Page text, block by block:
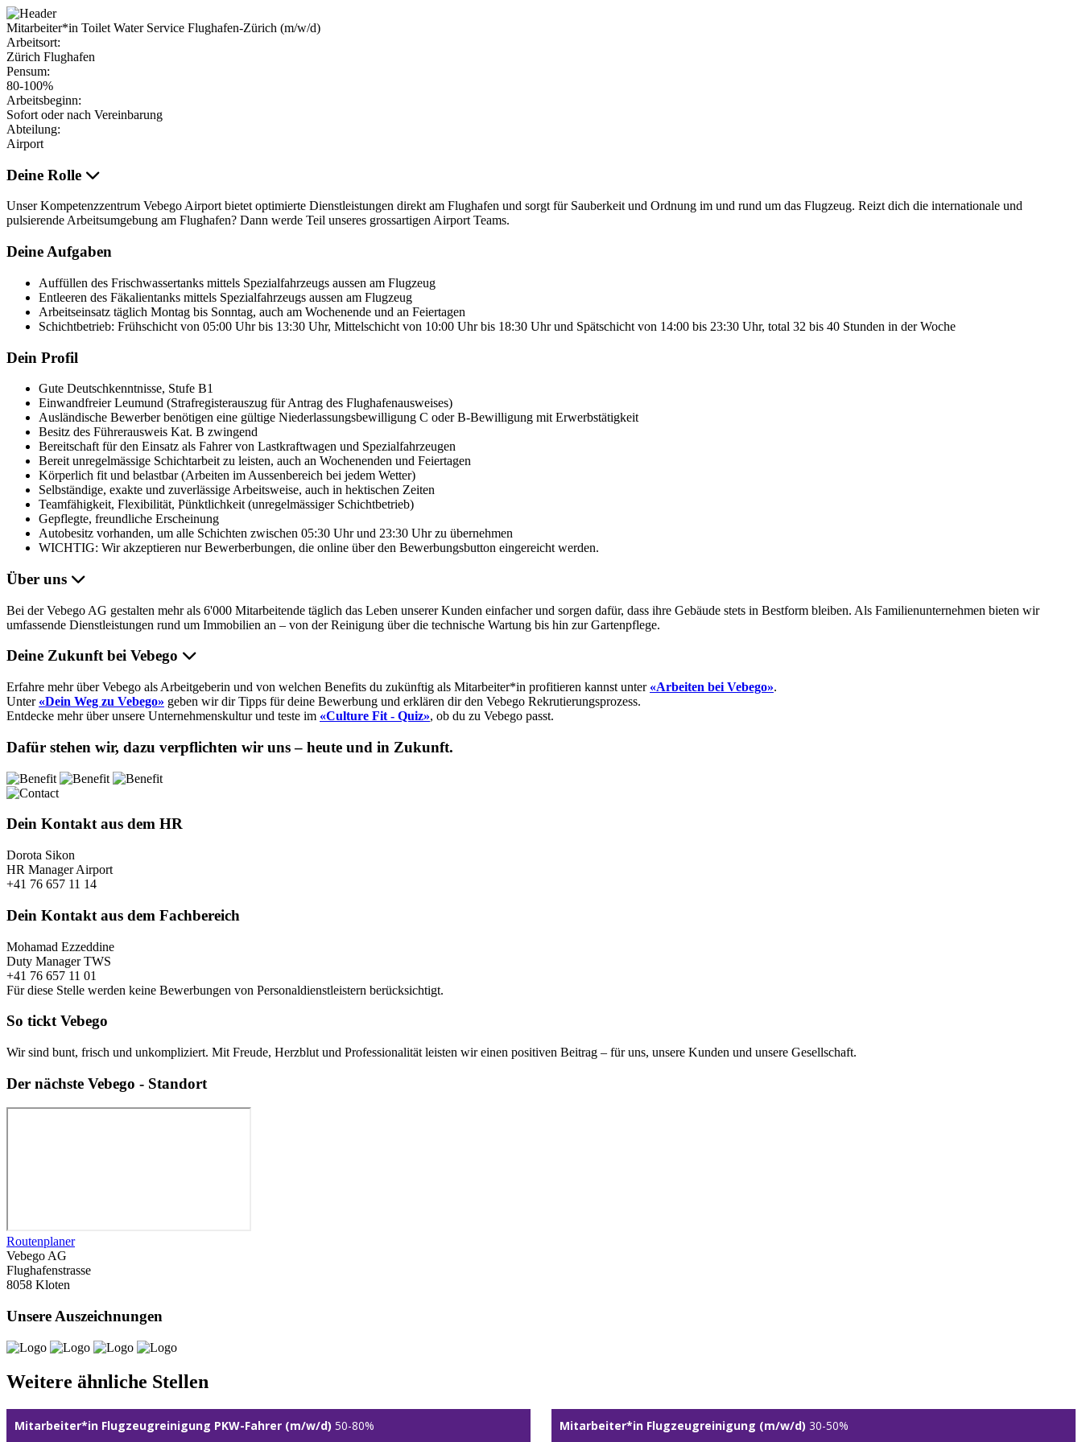
Mitarbeiter*in Toilet Water Service Flughafen-Zürich (m/w/d)
Arbeitsort:
Zürich Flughafen
Pensum:
80-100%
Arbeitsbeginn:
Sofort oder nach Vereinbarung
Abteilung:
Airport
Deine Rolle
Unser Kompetenzzentrum Vebego Airport bietet optimierte Dienstleistungen direkt am Flughafen und sorgt für Sauberkeit und Ordnung im und rund um das Flugzeug. Reizt dich die internationale und
pulsierende Arbeitsumgebung am Flughafen? Dann werde Teil unseres grossartigen Airport Teams.
Deine Aufgaben
Auffüllen des Frischwassertanks mittels Spezialfahrzeugs aussen am Flugzeug
Entleeren des Fäkalientanks mittels Spezialfahrzeugs aussen am Flugzeug
Arbeitseinsatz täglich Montag bis Sonntag, auch am Wochenende und an Feiertagen
Schichtbetrieb: Frühschicht von 05:00 Uhr bis 13:30 Uhr, Mittelschicht von 10:00 Uhr bis 18:30 Uhr und Spätschicht von 14:00 bis 23:30 Uhr, total 32 bis 40 Stunden in der Woche
Dein Profil
Gute Deutschkenntnisse, Stufe B1
Einwandfreier Leumund (Strafregisterauszug für Antrag des Flughafenausweises)
Ausländische Bewerber benötigen eine gültige Niederlassungsbewilligung C oder B-Bewilligung mit Erwerbstätigkeit
Besitz des Führerausweis Kat. B zwingend
Bereitschaft für den Einsatz als Fahrer von Lastkraftwagen und Spezialfahrzeugen
Bereit unregelmässige Schichtarbeit zu leisten, auch an Wochenenden und Feiertagen
Körperlich fit und belastbar (Arbeiten im Aussenbereich bei jedem Wetter)
Selbständige, exakte und zuverlässige Arbeitsweise, auch in hektischen Zeiten
Teamfähigkeit, Flexibilität, Pünktlichkeit (unregelmässiger Schichtbetrieb)
Gepflegte, freundliche Erscheinung
Autobesitz vorhanden, um alle Schichten zwischen 05:30 Uhr und 23:30 Uhr zu übernehmen
WICHTIG: Wir akzeptieren nur Bewerberbungen, die online über den Bewerbungsbutton eingereicht werden.
Über uns
Bei der Vebego AG gestalten mehr als 6'000 Mitarbeitende täglich das Leben unserer Kunden einfacher und sorgen dafür, dass ihre Gebäude stets in Bestform bleiben. Als Familienunternehmen bieten wir
umfassende Dienstleistungen rund um Immobilien an – von der Reinigung über die technische Wartung bis hin zur Gartenpflege.
Deine Zukunft bei Vebego
Erfahre mehr über Vebego als Arbeitgeberin und von welchen Benefits du zukünftig als Mitarbeiter*in profitieren kannst unter «Arbeiten bei Vebego».
Unter «Dein Weg zu Vebego» geben wir dir Tipps für deine Bewerbung und erklären dir den Vebego Rekrutierungsprozess.
Entdecke mehr über unsere Unternehmenskultur und teste im «Culture Fit - Quiz», ob du zu Vebego passt.
Dafür stehen wir, dazu verpflichten wir uns – heute und in Zukunft.
Dein Kontakt aus dem HR
Dorota Sikon
HR Manager Airport
+41 76 657 11 14
Dein Kontakt aus dem Fachbereich
Mohamad Ezzeddine
Duty Manager TWS
+41 76 657 11 01
Für diese Stelle werden keine Bewerbungen von Personaldienstleistern berücksichtigt.
So tickt Vebego
Wir sind bunt, frisch und unkompliziert. Mit Freude, Herzblut und Professionalität leisten wir einen positiven Beitrag – für uns, unsere Kunden und unsere Gesellschaft.
Der nächste Vebego - Standort
Routenplaner
Vebego AG
Flughafenstrasse
8058 Kloten
Unsere Auszeichnungen
Weitere ähnliche Stellen